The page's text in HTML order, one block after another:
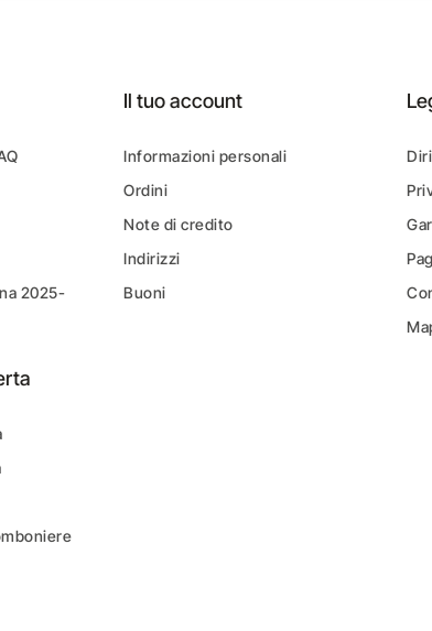
2025-
Il tuo account
Informazioni personali
Ordini
Note di credito
Indirizzi
Buoni